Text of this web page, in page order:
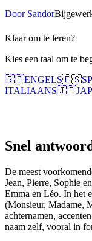
Door Sandor
Klaar om te leren?
Kies een taal om te
🇬🇧ENGELS🇪🇸
ITALIAANS🇯🇵
Snel
De meest
Jean, Pierre, Sophie
Emma en Léo. In het
(Monsieur, Madame,
achternamen,
naam zelf, vooral in